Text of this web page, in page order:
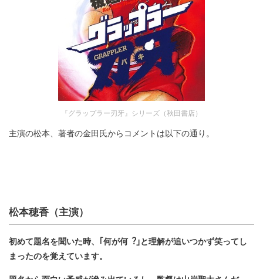
『グラップラー刃牙』シリーズ（秋田書店）
主演の松本、著者の金田氏からコメントは以下の通り。
松本穂香（主演）
初めて題名を聞いた時、｢何が何︖｣と理解が追いつかず笑ってし
まったのを覚えています。